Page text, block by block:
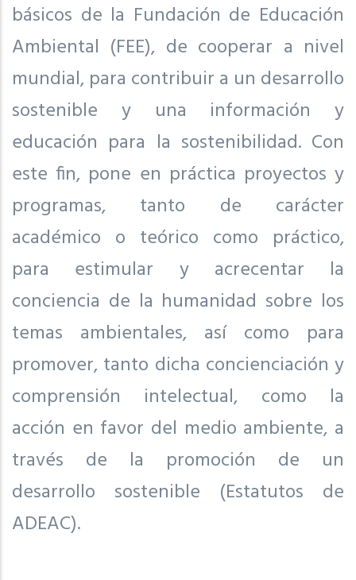
básicos de la Fundación de Educación
Ambiental (FEE), de cooperar a nivel
mundial, para contribuir a un desarrollo
sostenible y una información y
educación para la sostenibilidad. Con
este fin, pone en práctica proyectos y
programas, tanto de carácter
académico o teórico como práctico,
para estimular y acrecentar la
conciencia de la humanidad sobre los
temas ambientales, así como para
promover, tanto dicha concienciación y
comprensión intelectual, como la
acción en favor del medio ambiente, a
través de la promoción de un
desarrollo sostenible (Estatutos de
ADEAC).